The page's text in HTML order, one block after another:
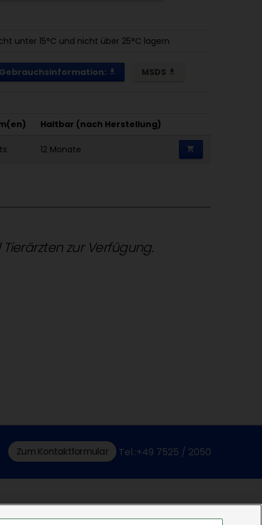
unter 15°C und nicht über 25°C lagern
Gebrauchsinformation: get_app MSDS get_app
Haltbar (nach Herstellung)
12 Monate shopping_cart
zur Verfügung.
Zum Kontaktformular Tel.:+49 7525 / 2050